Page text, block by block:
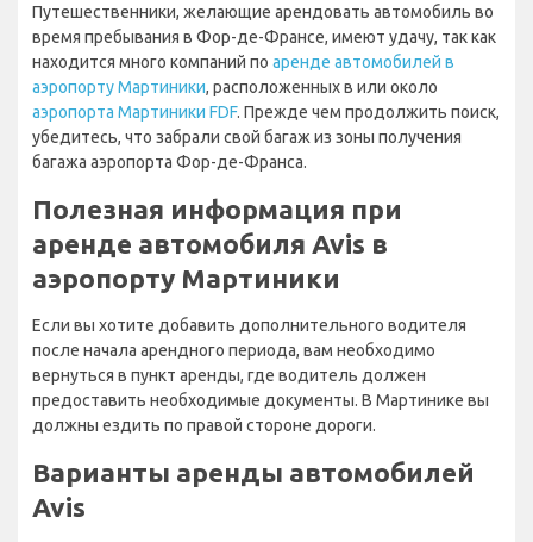
Путешественники, желающие арендовать автомобиль во
время пребывания в Фор-де-Франсе, имеют удачу, так как
находится много компаний по аренде автомобилей в
аэропорту Мартиники, расположенных в или около
аэропорта Мартиники FDF. Прежде чем продолжить поиск,
убедитесь, что забрали свой багаж из зоны получения
багажа аэропорта Фор-де-Франса.
Полезная информация при
аренде автомобиля Avis в
аэропорту Мартиники
Если вы хотите добавить дополнительного водителя
после начала арендного периода, вам необходимо
вернуться в пункт аренды, где водитель должен
предоставить необходимые документы. В Мартинике вы
должны ездить по правой стороне дороги.
Варианты аренды автомобилей
Avis